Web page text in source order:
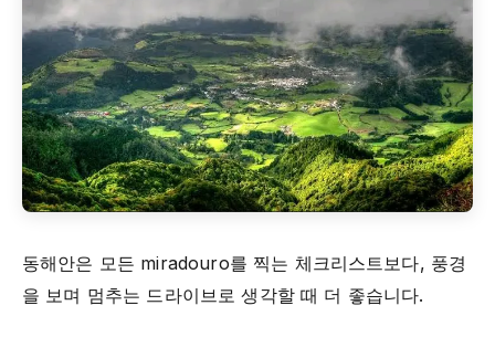
동해안은 모든 miradouro를 찍는 체크리스트보다, 풍경
을 보며 멈추는 드라이브로 생각할 때 더 좋습니다.